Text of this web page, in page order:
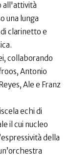
all'attività
una lunga
clarinetto e
collaborando
Antonio
Ale e Franz
echi di
il cui nucleo
della